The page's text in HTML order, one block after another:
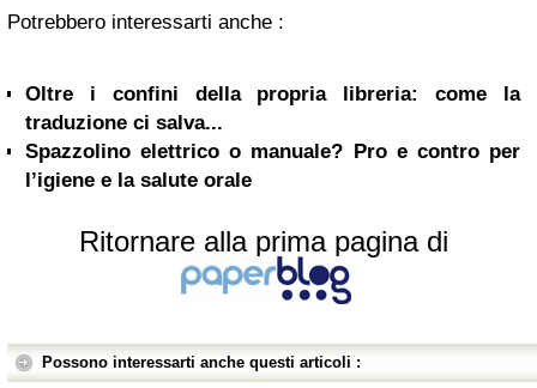
Potrebbero interessarti anche :
Oltre i confini della propria libreria: come la
traduzione ci salva...
Spazzolino elettrico o manuale? Pro e contro per
l’igiene e la salute orale
Ritornare alla prima pagina di
Possono interessarti anche questi articoli :